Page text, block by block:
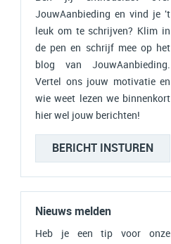
JouwAanbieding en vind je 't
leuk om te schrijven? Klim in
de pen en schrijf mee op het
blog van JouwAanbieding.
Vertel ons jouw motivatie en
wie weet lezen we binnenkort
hier wel jouw berichten!
BERICHT INSTUREN
Nieuws melden
Heb je een tip voor onze